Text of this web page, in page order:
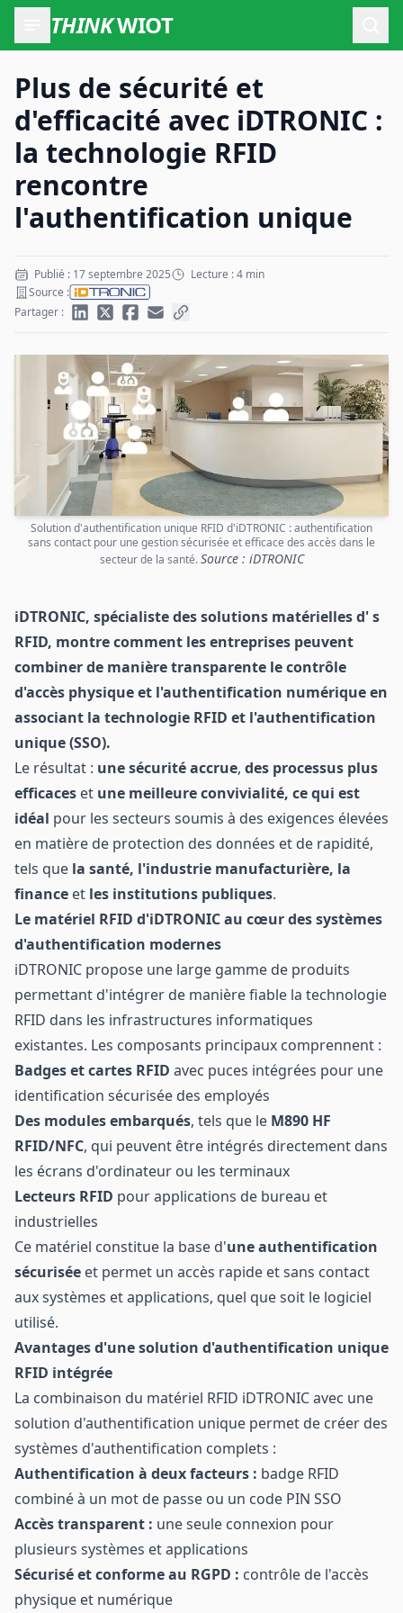
THINKWIOT
Plus de sécurité et
d'efficacité avec iDTRONIC :
la technologie RFID
rencontre
l'authentification unique
Publié : 17 septembre 2025
Lecture : 4 min
Source :
Partager :
Solution d'authentification unique RFID d'iDTRONIC : authentification
sans contact pour une gestion sécurisée et efficace des accès dans le
secteur de la santé.Source : iDTRONIC
iDTRONIC, spécialiste des solutions matérielles d' s
RFID, montre comment les entreprises peuvent
combiner de manière transparente le contrôle
d'accès physique et l'authentification numérique en
associant la technologie RFID et l'authentification
unique (SSO).
Le résultat : une sécurité accrue, des processus plus
efficaces et une meilleure convivialité, ce qui est
idéal pour les secteurs soumis à des exigences élevées
en matière de protection des données et de rapidité,
tels que la santé, l'industrie manufacturière, la
finance et les institutions publiques.
Le matériel RFID d'iDTRONIC au cœur des systèmes
d'authentification modernes
iDTRONIC propose une large gamme de produits
permettant d'intégrer de manière fiable la technologie
RFID dans les infrastructures informatiques
existantes. Les composants principaux comprennent :
Badges et cartes RFID avec puces intégrées pour une
identification sécurisée des employés
Des modules embarqués, tels que le M890 HF
RFID/NFC, qui peuvent être intégrés directement dans
les écrans d'ordinateur ou les terminaux
Lecteurs RFID pour applications de bureau et
industrielles
Ce matériel constitue la base d'une authentification
sécurisée et permet un accès rapide et sans contact
aux systèmes et applications, quel que soit le logiciel
utilisé.
Avantages d'une solution d'authentification unique
RFID intégrée
La combinaison du matériel RFID iDTRONIC avec une
solution d'authentification unique permet de créer des
systèmes d'authentification complets :
Authentification à deux facteurs : badge RFID
combiné à un mot de passe ou un code PIN SSO
Accès transparent : une seule connexion pour
plusieurs systèmes et applications
Sécurisé et conforme au RGPD : contrôle de l'accès
physique et numérique